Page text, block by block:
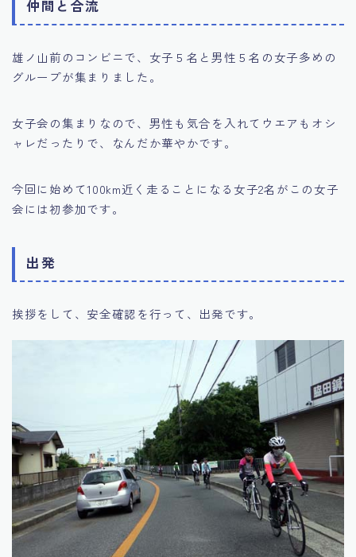
仲間と合流
雄ノ山前のコンビニで、女子５名と男性５名の女子多めの
グループが集まりました。
女子会の集まりなので、男性も気合を入れてウエアもオシ
ャレだったりで、なんだか華やかです。
今回に始めて100km近く走ることになる女子2名がこの女子
会には初参加です。
出発
挨拶をして、安全確認を行って、出発です。